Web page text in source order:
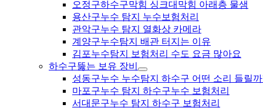
오정구하수구막힘 싱크대막힘 아래층 물샘
용산구누수 탐지 누수보험처리
관악구누수 탐지 열화상 카메라
계양구누수탐지 배관 터지는 이유
김포누수탐지 보험처리 수도 요금 많아요
하수구뚫는 보유 장비
성동구누수 누수탐지 하수구 어떤 소리 들릴까
마포구누수 탐지 하수구누수 보험처리
서대문구누수 탐지 하수구 보험처리